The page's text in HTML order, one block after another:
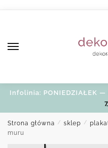
Infolinia: PONIEDZIAŁEK —
Strona główna / sklep /
muru